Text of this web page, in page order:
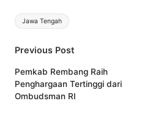
Tags:
Jawa Tengah
Post
navigation
Previous Post
Pemkab Rembang Raih
Penghargaan Tertinggi dari
Ombudsman RI